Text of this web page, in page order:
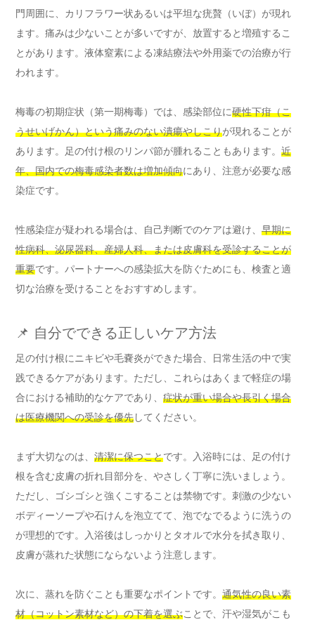
門周囲に、カリフラワー状あるいは平坦な疣贅（いぼ）が現れ
ます。痛みは少ないことが多いですが、放置すると増殖するこ
とがあります。液体窒素による凍結療法や外用薬での治療が行
われます。
梅毒の初期症状（第一期梅毒）では、感染部位に硬性下疳（こ
うせいげかん）という痛みのない潰瘍やしこりが現れることが
あります。足の付け根のリンパ節が腫れることもあります。 近
年、国内での梅毒感染者数は増加傾向にあり、注意が必要な感
染症です。
性感染症が疑われる場合は、自己判断でのケアは避け、 早期に
性病科、泌尿器科、産婦人科、または皮膚科を受診することが
重要です。パートナーへの感染拡大を防ぐためにも、検査と適
切な治療を受けることをおすすめします。
📌 自分でできる正しいケア方法
足の付け根にニキビや毛嚢炎ができた場合、日常生活の中で実
践できるケアがあります。ただし、これらはあくまで軽症の場
合における補助的なケアであり、 症状が重い場合や長引く場合
は医療機関への受診を優先してください。
まず大切なのは、 清潔に保つことです。入浴時には、足の付け
根を含む皮膚の折れ目部分を、やさしく丁寧に洗いましょう。
ただし、ゴシゴシと強くこすることは禁物です。刺激の少ない
ボディーソープや石けんを泡立てて、泡でなでるように洗うの
が理想的です。入浴後はしっかりとタオルで水分を拭き取り、
皮膚が蒸れた状態にならないよう注意します。
次に、蒸れを防ぐことも重要なポイントです。 通気性の良い素
材（コットン素材など）の下着を選ぶことで、汗や湿気がこも